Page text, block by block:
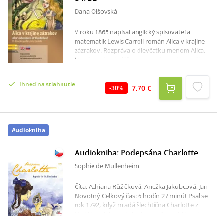
Dana Olšovská
V roku 1865 napísal anglický spisovateľ a
matematik Lewis Carroll román Alica v krajine
zázrakov. Rozpráva o dievčatku menom Alica,
ktoré spadne králičou norou do podzemného
zákony. Do sveta, ktorý je obývaný
prazvláštnymi tvormi a plný bizarných
dobrodružstiev. Publikácia ponúka skrátenú
pokročilých študentov angličtiny. Anglický text
Ihneď na stiahnutie -30% 7,70 €
Audiokniha
Audiokniha: Podepsána Charlotte
Sophie de Mullenheim
Číta: Adriana Růžičková, Anežka Jakubcová, Jan
Novotný Celkový čas: 6 hodín 27 minút Psal se
rok 1792, když mladá šlechtična Charlotte z
Naděje začala psát dopisy svojí uprchlé sestře